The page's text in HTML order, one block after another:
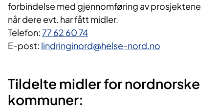
forbindelse med gjennomføring av prosjektene
når dere evt. har fått midler.
Telefon:77 62 60 74
E-post: lindringinord@helse-nord.no
Tildelte midler for nordnorske
kommuner​​: